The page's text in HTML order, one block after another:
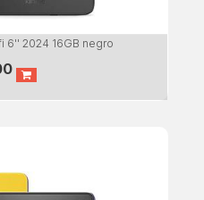
6'' 2024 16GB negro